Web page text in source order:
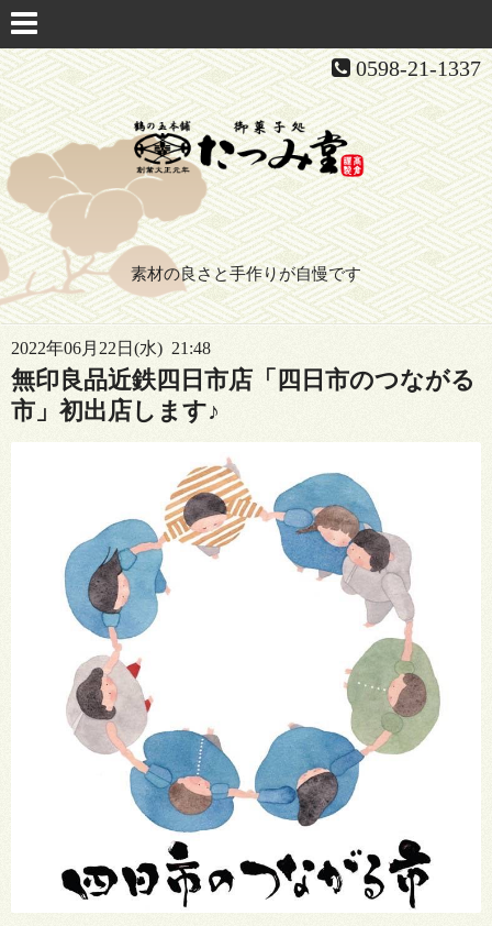
0598-21-1337
素材の良さと手作りが自慢です
2022年06月22日(水) 21:48
無印良品近鉄四日市店「四日市のつながる
市」初出店します♪